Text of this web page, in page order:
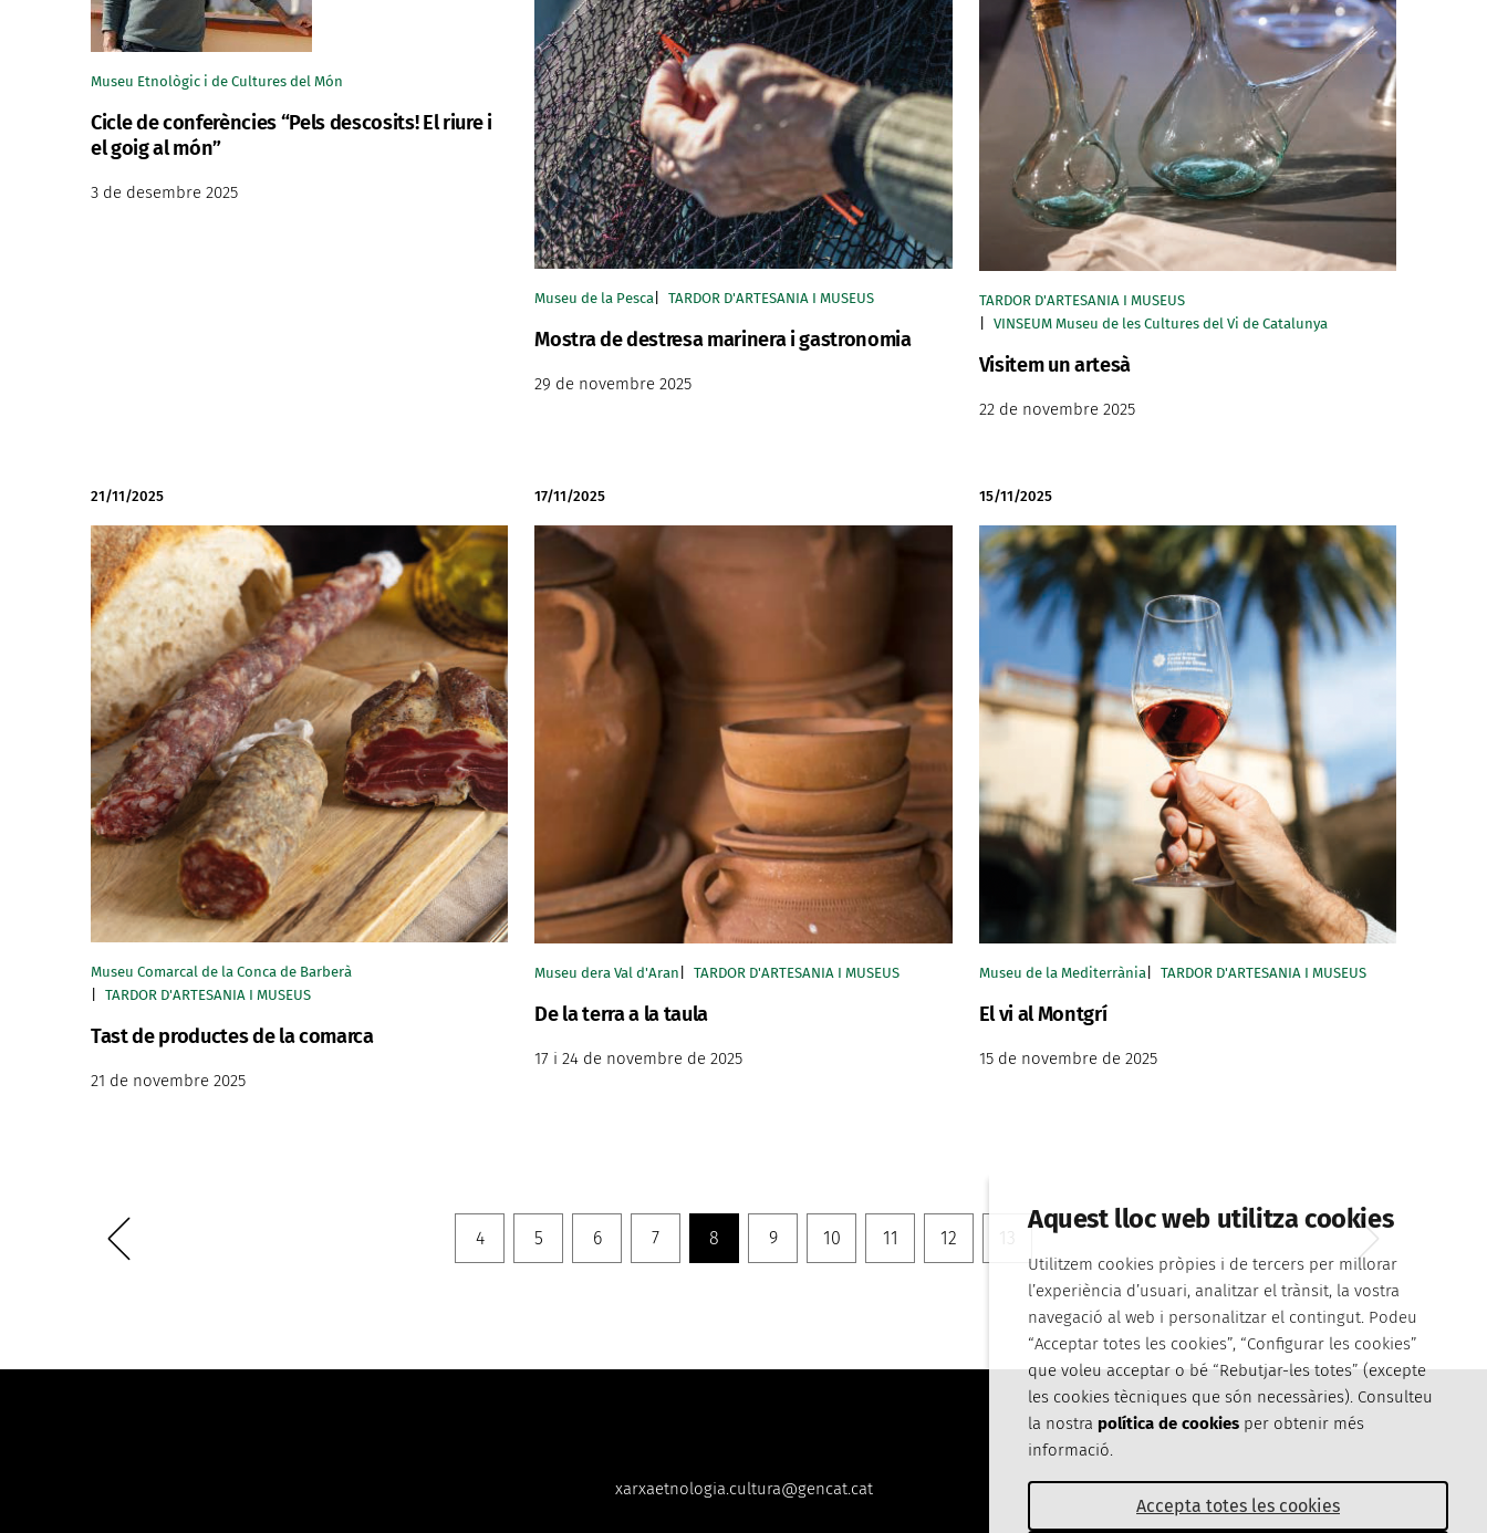
Aquest lloc web utilitza cookies
Utilitzem cookies pròpies i de tercers per millorar
l’experiència d’usuari, analitzar el trànsit, la vostra
navegació al web i personalitzar el contingut. Podeu
“Acceptar totes les cookies”, “Configurar les cookies”
que voleu acceptar o bé “Rebutjar-les totes” (excepte
les cookies tècniques que són necessàries). Consulteu
la nostra política de cookies per obtenir més
informació.
Accepta totes les cookies
Cicle de conferències “Pels descosits! El riure i
el goig al món”
3 de desembre 2025
Museu Etnològic i de Cultures del Món
Mostra de destresa marinera i gastronomia
29 de novembre 2025
Museu de la Pesca TARDOR D'ARTESANIA I MUSEUS
Visitem un artesà
22 de novembre 2025
TARDOR D'ARTESANIA I MUSEUS
VINSEUM Museu de les Cultures del Vi de Catalunya
Tast de productes de la comarca
21 de novembre 2025
21/11/2025
Museu Comarcal de la Conca de Barberà
TARDOR D'ARTESANIA I MUSEUS
De la terra a la taula
17 i 24 de novembre de 2025
17/11/2025
Museu dera Val d'Aran TARDOR D'ARTESANIA I MUSEUS
El vi al Montgrí
15 de novembre de 2025
15/11/2025
Museu de la Mediterrània TARDOR D'ARTESANIA I MUSEUS
4 5 6 7 8 9 10 11 12 13
xarxaetnologia.cultura@gencat.cat